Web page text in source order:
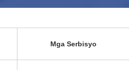
Mga Serbisyo